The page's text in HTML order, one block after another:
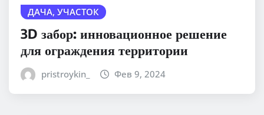
ДАЧА, УЧАСТОК
3D забор: инновационное решение
для ограждения территории
pristroykin_ Фев 9, 2024